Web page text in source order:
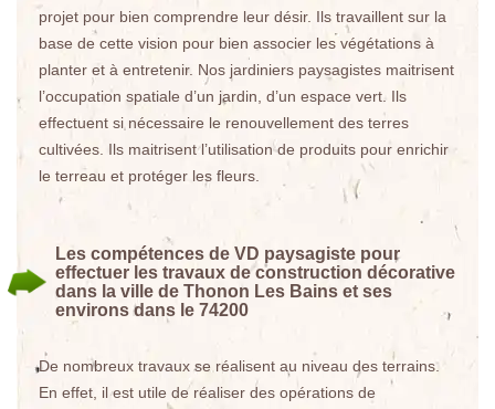
projet pour bien comprendre leur désir. Ils travaillent sur la
base de cette vision pour bien associer les végétations à
planter et à entretenir. Nos jardiniers paysagistes maitrisent
l’occupation spatiale d’un jardin, d’un espace vert. Ils
effectuent si nécessaire le renouvellement des terres
cultivées. Ils maitrisent l’utilisation de produits pour enrichir
le terreau et protéger les fleurs.
Les compétences de VD paysagiste pour
effectuer les travaux de construction décorative
dans la ville de Thonon Les Bains et ses
environs dans le 74200
De nombreux travaux se réalisent au niveau des terrains.
En effet, il est utile de réaliser des opérations de